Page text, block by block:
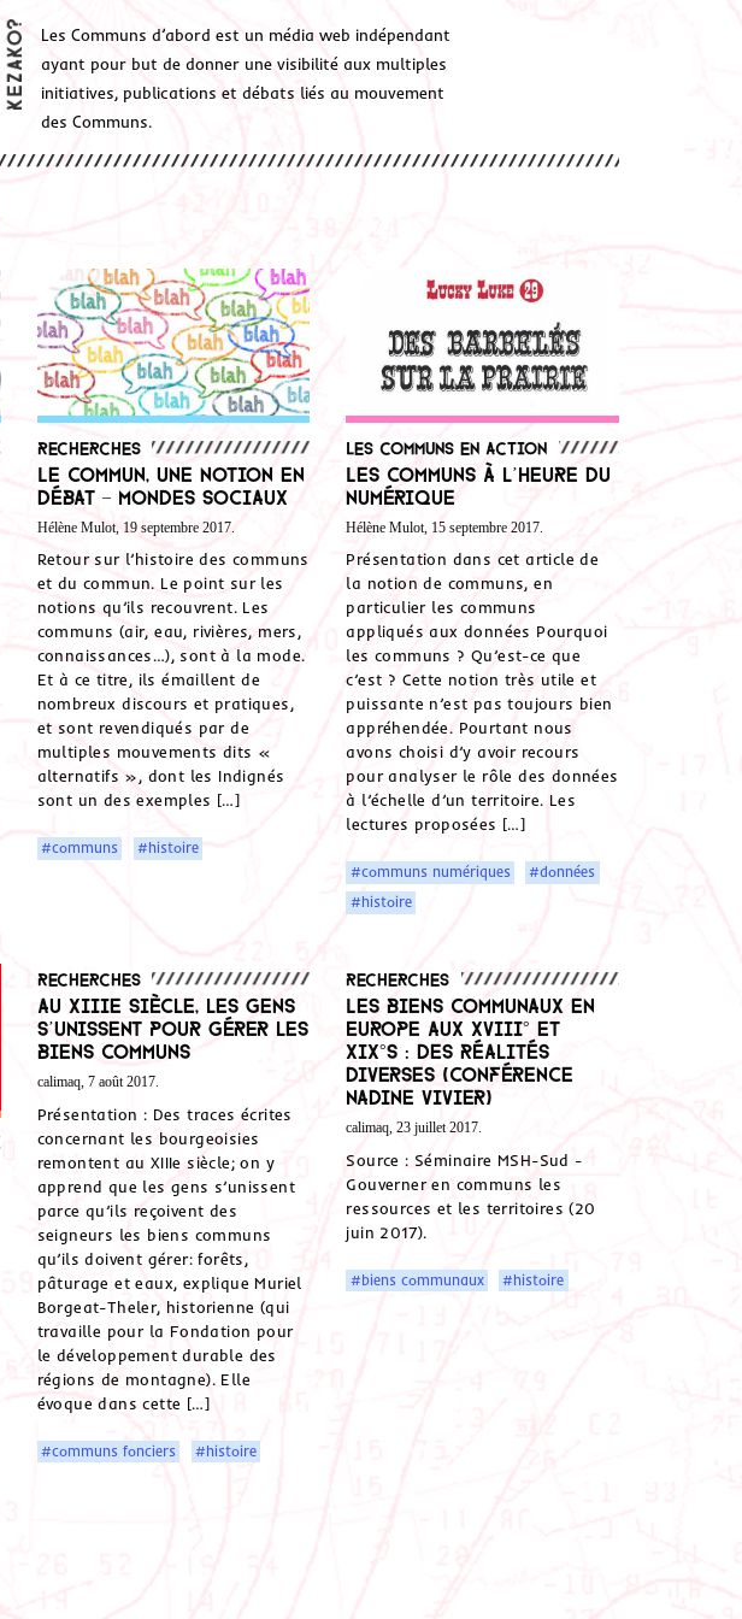
Les Communs d’abord est un média web indépendant
ayant pour but de donner une visibilité aux multiples
initiatives, publications et débats liés au mouvement
des Communs.
Recherches
Le commun, une notion en
débat – Mondes Sociaux
Hélène Mulot, 19 septembre 2017.
Retour sur l’histoire des communs
et du commun. Le point sur les
notions qu’ils recouvrent. Les
communs (air, eau, rivières, mers,
connaissances…), sont à la mode.
Et à ce titre, ils émaillent de
nombreux discours et pratiques,
et sont revendiqués par de
multiples mouvements dits «
alternatifs », dont les Indignés
sont un des exemples […]
#communs #histoire
Les communs en action
Les communs à l’heure du
numérique
Hélène Mulot, 15 septembre 2017.
Présentation dans cet article de
la notion de communs, en
particulier les communs
appliqués aux données Pourquoi
les communs ? Qu’est-ce que
c’est ? Cette notion très utile et
puissante n’est pas toujours bien
appréhendée. Pourtant nous
avons choisi d’y avoir recours
pour analyser le rôle des données
à l’échelle d’un territoire. Les
lectures proposées […]
#communs numériques
#données
#histoire
Recherches
Au XIIIe siècle, les gens
s’unissent pour gérer les
biens communs
calimaq, 7 août 2017.
Présentation : Des traces écrites
concernant les bourgeoisies
remontent au XIIIe siècle; on y
apprend que les gens s’unissent
parce qu’ils reçoivent des
seigneurs les biens communs
qu’ils doivent gérer: forêts,
pâturage et eaux, explique Muriel
Borgeat-Theler, historienne (qui
travaille pour la Fondation pour
le développement durable des
régions de montagne). Elle
évoque dans cette […]
#communs fonciers #histoire
Recherches
Les biens communaux en
Europe aux XVIII° et
XIX°s : des réalités
diverses (conférence
Nadine Vivier)
calimaq, 23 juillet 2017.
Source : Séminaire MSH-Sud -
Gouverner en communs les
ressources et les territoires (20
juin 2017).
#biens communaux #histoire